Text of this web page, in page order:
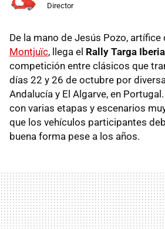
Director
De la mano de Jesús Pozo, artífice
Montjuïc, llega el Rally Targa Iberia
competición entre clásicos que
días 22 y 26 de octubre por
Andalucía y El Algarve, en
con varias etapas y escenarios
que los vehículos participantes
buena forma pese a los años.